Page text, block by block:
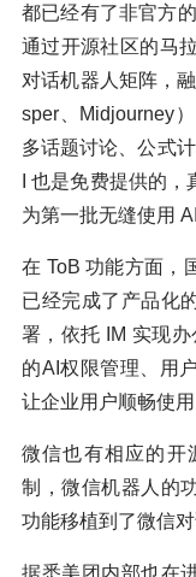
都已经有了非官方
通过开源社区的马
对话机器人矩阵，
sper、Midjourney
多话题讨论、公式
I 也是免费提供的
为第一批无缝使用
在 ToB 功能方面，
已经完成了产品化
署，依托 IM 实现
的AI权限管理、用
让企业用户顺畅使用
微信也有相应的开
制，微信机器人的
功能移植到了微信对
据悉美团内部也在